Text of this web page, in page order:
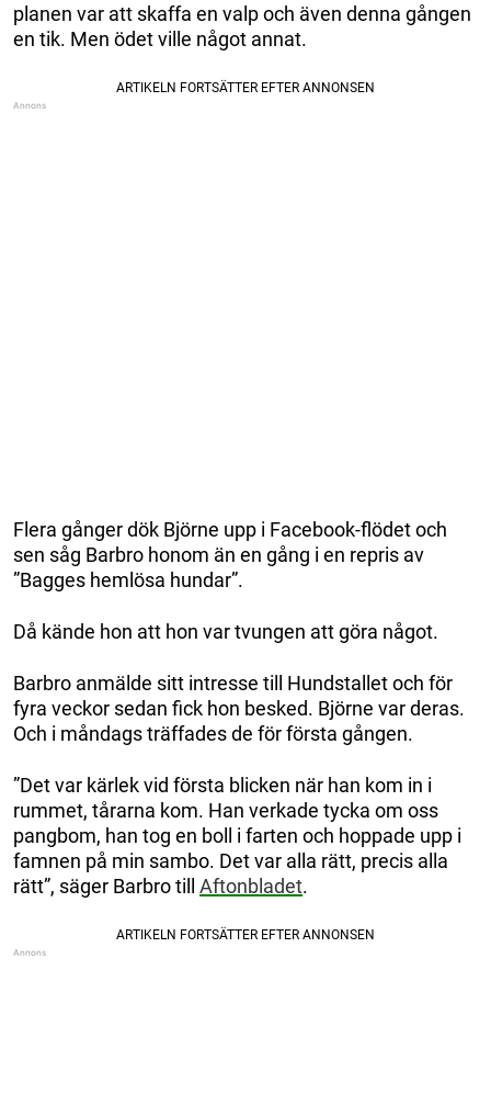
planen var att skaffa en valp och även denna gången
en tik. Men ödet ville något annat.
Flera gånger dök Björne upp i Facebook-flödet och
sen såg Barbro honom än en gång i en repris av
”Bagges hemlösa hundar”.
Då kände hon att hon var tvungen att göra något.
Barbro anmälde sitt intresse till Hundstallet och för
fyra veckor sedan fick hon besked. Björne var deras.
Och i måndags träffades de för första gången.
”Det var kärlek vid första blicken när han kom in i
rummet, tårarna kom. Han verkade tycka om oss
pangbom, han tog en boll i farten och hoppade upp i
famnen på min sambo. Det var alla rätt, precis alla
rätt”, säger Barbro till Aftonbladet.